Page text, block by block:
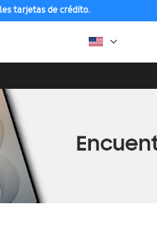
tarjetas de crédito.